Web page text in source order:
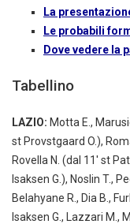
La
Le probabili
Dove vedere la
Tabellino
LAZIO: Motta E.,
st Provstgaard O.),
Rovella N. (dal 11′ st
Isaksen G.), Noslin T.,
Belahyane R., Dia B.,
Isaksen G., Lazzari M.,